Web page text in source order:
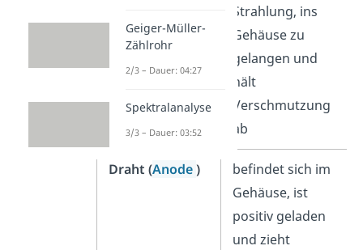
Strahlung, ins
Gehäuse zu
gelangen und
hält
Verschmutzung
ab
Draht (Anode)
befindet sich im
Gehäuse, ist
positiv geladen
und zieht
Geiger-Müller-
Zählrohr
2/3 – Dauer: 04:27
Spektralanalyse
3/3 – Dauer: 03:52